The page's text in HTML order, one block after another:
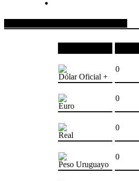
Dólar Oficial +
0
Euro
0
Real
0
Peso Uruguayo
0